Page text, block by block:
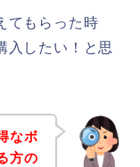
てもらった時
入したい！と思
なボ
方の